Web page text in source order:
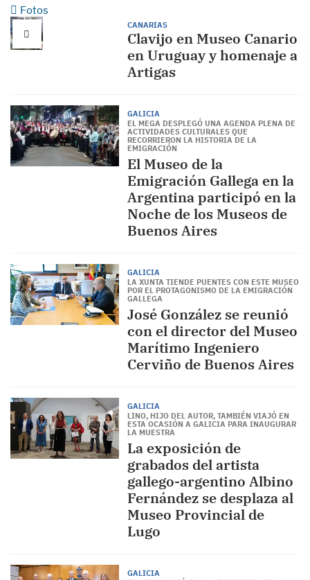
Fotos
CANARIAS
Clavijo en Museo Canario
en Uruguay y homenaje a
Artigas
GALICIA
EL MEGA DESPLEGÓ UNA AGENDA PLENA DE
ACTIVIDADES CULTURALES QUE
RECORRIERON LA HISTORIA DE LA
EMIGRACIÓN
El Museo de la
Emigración Gallega en la
Argentina participó en la
Noche de los Museos de
Buenos Aires
GALICIA
LA XUNTA TIENDE PUENTES CON ESTE MUSEO
POR EL PROTAGONISMO DE LA EMIGRACIÓN
GALLEGA
José González se reunió
con el director del Museo
Marítimo Ingeniero
Cerviño de Buenos Aires
GALICIA
LINO, HIJO DEL AUTOR, TAMBIÉN VIAJÓ EN
ESTA OCASIÓN A GALICIA PARA INAUGURAR
LA MUESTRA
La exposición de
grabados del artista
gallego-argentino Albino
Fernández se desplaza al
Museo Provincial de
Lugo
GALICIA